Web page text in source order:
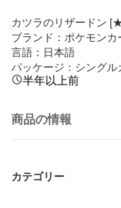
カツラのリザードン
ブランド：ポケモンカ
言語：日本語
パッケージ：シングル
半年以上前
商品の情報
カテゴリー